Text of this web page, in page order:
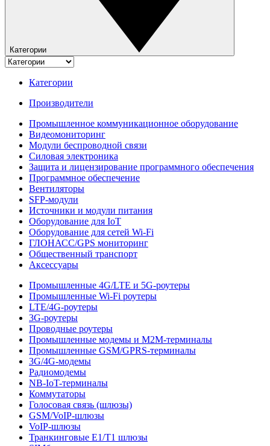
Категории
Категории
Производители
Промышленное коммуникационное оборудование
Видеомониторинг
Модули беспроводной связи
Силовая электроника
Защита и лицензирование программного обеспечения
Программное обеспечение
Вентиляторы
SFP-модули
Источники и модули питания
Оборудование для IoT
Оборудование для сетей Wi-Fi
ГЛОНАСС/GPS мониторинг
Общественный транспорт
Аксессуары
Промышленные 4G/LTE и 5G-роутеры
Промышленные Wi-Fi роутеры
LTE/4G-роутеры
3G-роутеры
Проводные роутеры
Промышленные модемы и M2M-терминалы
Промышленные GSM/GPRS-терминалы
3G/4G-модемы
Радиомодемы
NB-IoT-терминалы
Коммутаторы
Голосовая связь (шлюзы)
GSM/VoIP-шлюзы
VoIP-шлюзы
Транкинговые E1/T1 шлюзы